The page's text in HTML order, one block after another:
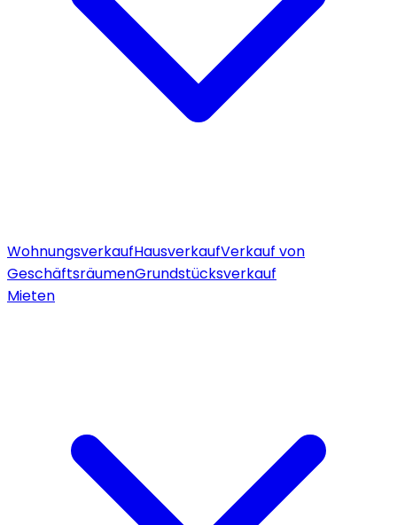
WohnungsverkaufHausverkaufVerkauf von
GeschäftsräumenGrundstücksverkauf
Mieten